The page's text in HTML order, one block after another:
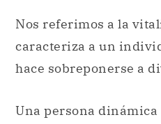
Nos referimos a la
caracteriza a un
hace sobreponerse a
Una persona dinámica